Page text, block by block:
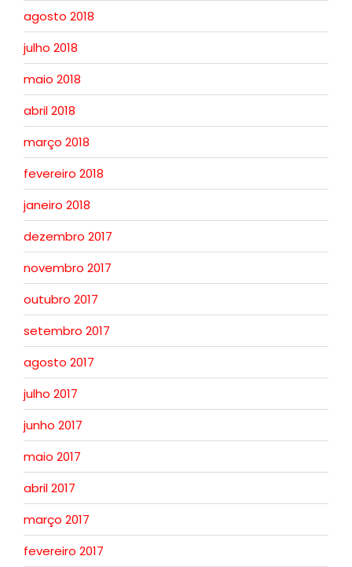
agosto 2018
julho 2018
maio 2018
abril 2018
março 2018
fevereiro 2018
janeiro 2018
dezembro 2017
novembro 2017
outubro 2017
setembro 2017
agosto 2017
julho 2017
junho 2017
maio 2017
abril 2017
março 2017
fevereiro 2017